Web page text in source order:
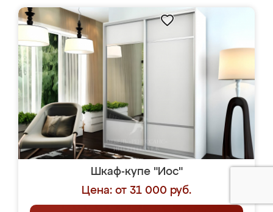
Шкаф-купе "Иос"
Цена: от 31 000 руб.